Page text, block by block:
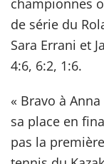
de série du
Sara Errani et
4:6, 6:2, 1:6.
« Bravo à
sa place en
pas la